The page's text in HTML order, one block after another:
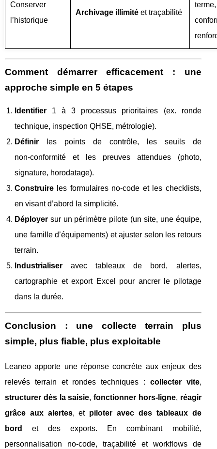
Conserver
l’historique
Archivage illimité et traçabilité
terme,
Comment démarrer efficacement : une
approche simple en 5 étapes
Identifier 1 à 3 processus prioritaires (ex. ronde
technique, inspection QHSE, métrologie).
Définir les points de contrôle, les seuils de
non‑conformité et les preuves attendues (photo,
signature, horodatage).
Construire les formulaires no‑code et les checklists,
en visant d’abord la simplicité.
Déployer sur un périmètre pilote (un site, une équipe,
une famille d’équipements) et ajuster selon les retours
terrain.
Industrialiser avec tableaux de bord, alertes,
cartographie et export Excel pour ancrer le pilotage
dans la durée.
Conclusion : une collecte terrain plus
simple, plus fiable, plus exploitable
Leaneo apporte une réponse concrète aux enjeux des
relevés terrain et rondes techniques : collecter vite,
structurer dès la saisie,fonctionner hors‑ligne, réagir
grâce aux alertes, et piloter avec des tableaux de
bord
et des exports. En combinant mobilité,
personnalisation no‑code, traçabilité et workflows de